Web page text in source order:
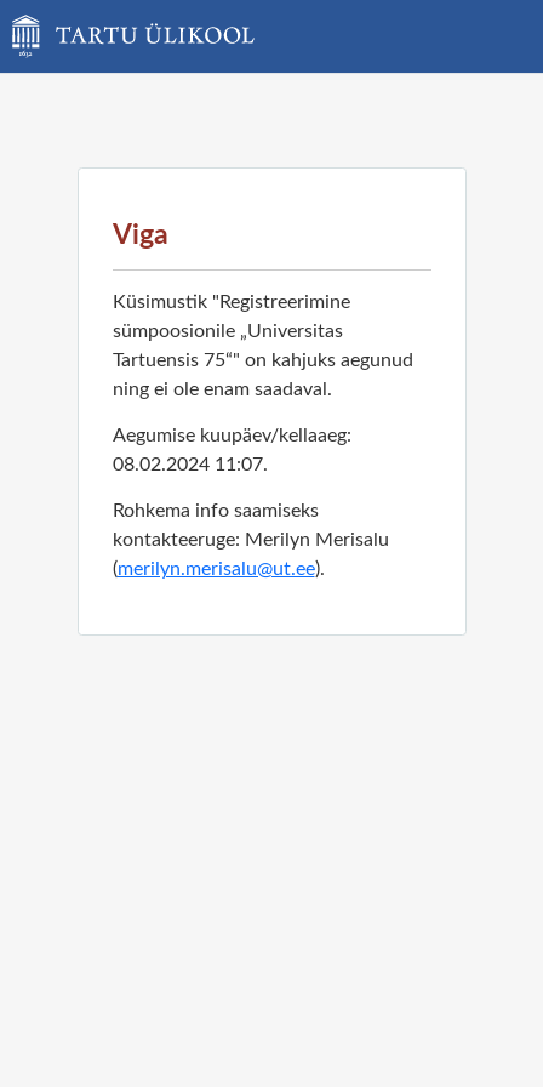
Viga
Küsimustik "Registreerimine
sümpoosionile „Universitas
Tartuensis 75“" on kahjuks aegunud
ning ei ole enam saadaval.
Aegumise kuupäev/kellaaeg:
08.02.2024 11:07.
Rohkema info saamiseks
kontakteeruge: Merilyn Merisalu
(merilyn.merisalu@ut.ee).